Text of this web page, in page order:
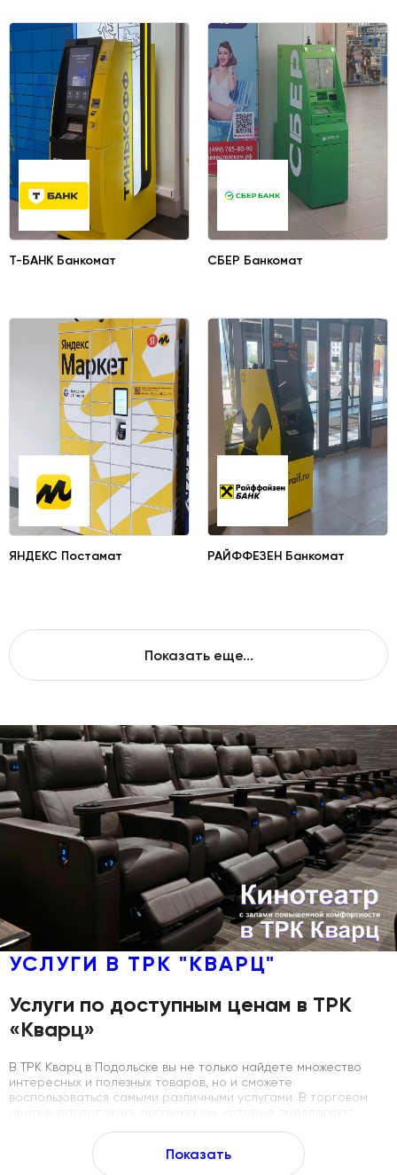
Т-БАНК Банкомат СБЕР Банкомат
ЯНДЕКС Постамат РАЙФФЕЗЕН Банкомат
Показать еще...
УСЛУГИ В ТРК "КВАРЦ"
Услуги по доступным ценам в ТРК
«Кварц»
В ТРК Кварц в Подольске вы не только найдете множество
интересных и полезных товаров, но и сможете
воспользоваться самыми различными услугами. В торговом
Развлечения и отдых для детей. Маленькие посетители
часто устают от шоппинга. Им сложно долгое время ходить
Показать